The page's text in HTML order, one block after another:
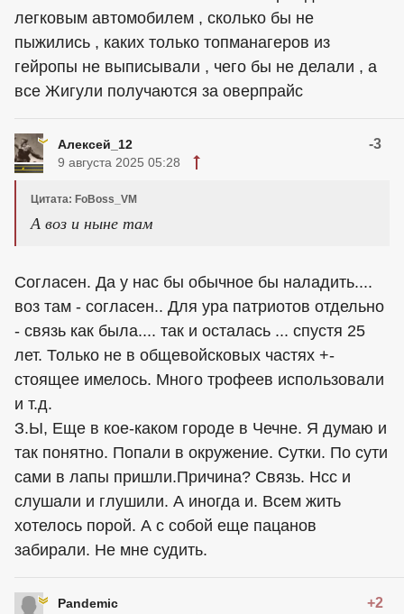
легковым автомобилем , сколько бы не
пыжились , каких только топманагеров из
гейропы не выписывали , чего бы не делали , а
все Жигули получаются за оверпрайс
Алексей_12 -3
9 августа 2025 05:28
Цитата: FoBoss_VM
А воз и ныне там
Согласен. Да у нас бы обычное бы наладить....
воз там - согласен.. Для ура патриотов отдельно
- связь как была.... так и осталась ... спустя 25
лет. Только не в общевойсковых частях +-
стоящее имелось. Много трофеев использовали
и т.д.
З.Ы, Еще в кое-каком городе в Чечне. Я думаю и
так понятно. Попали в окружение. Сутки. По сути
сами в лапы пришли.Причина? Связь. Нсс и
слушали и глушили. А иногда и. Всем жить
хотелось порой. А с собой еще пацанов
забирали. Не мне судить.
Pandemic +2